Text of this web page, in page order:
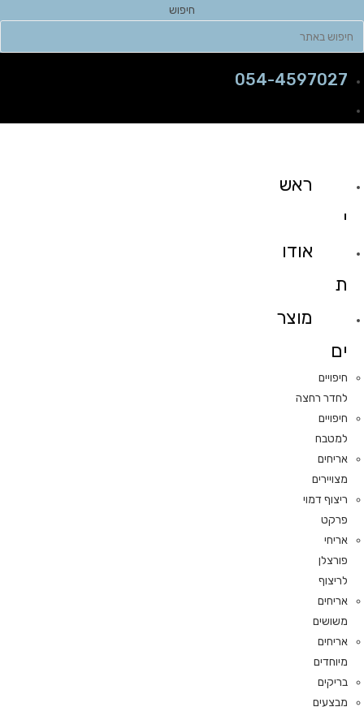
חיפוש
054-4597027
ראש
אודו
ת
מוצר
ים
חיפויים
לחדר רחצה
חיפויים
למטבח
אריחים
מצויירים
ריצוף דמוי
פרקט
אריחי
פורצלן
לריצוף
אריחים
משושים
אריחים
מיוחדים
בריקים
מבצעים